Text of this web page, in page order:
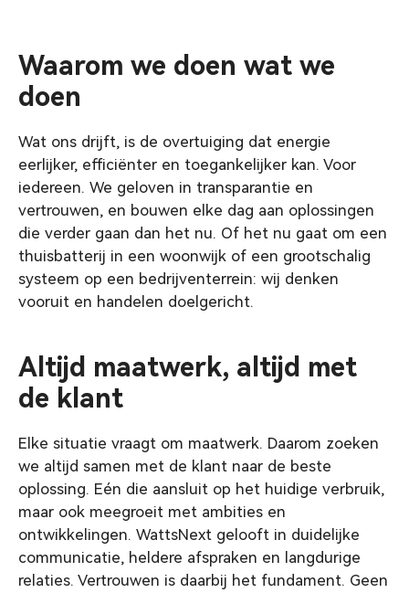
Waarom we doen wat we
doen
Wat ons drijft, is de overtuiging dat energie
eerlijker, efficiënter en toegankelijker kan. Voor
iedereen. We geloven in transparantie en
vertrouwen, en bouwen elke dag aan oplossingen
die verder gaan dan het nu. Of het nu gaat om een
thuisbatterij in een woonwijk of een grootschalig
systeem op een bedrijventerrein: wij denken
vooruit en handelen doelgericht.
Altijd maatwerk, altijd met
de klant
Elke situatie vraagt om maatwerk. Daarom zoeken
we altijd samen met de klant naar de beste
oplossing. Eén die aansluit op het huidige verbruik,
maar ook meegroeit met ambities en
ontwikkelingen. WattsNext gelooft in duidelijke
communicatie, heldere afspraken en langdurige
relaties. Vertrouwen is daarbij het fundament. Geen